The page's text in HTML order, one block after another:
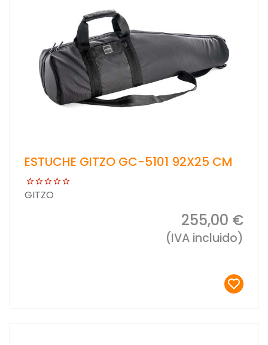
ESTUCHE GITZO GC-5101 92X25 CM
GITZO
255,00 €
(IVA incluido)